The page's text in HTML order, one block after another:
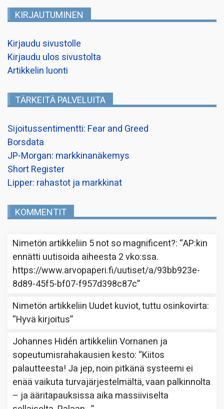
KIRJAUTUMINEN
Kirjaudu sivustolle
Kirjaudu ulos sivustolta
Artikkelin luonti
TÄRKEITÄ PALVELUITA
Sijoitussentimentti: Fear and Greed
Borsdata
JP-Morgan: markkinanäkemys
Short Register
Lipper: rahastot ja markkinat
KOMMENTIT
Nimetön artikkeliin 5 not so magnificent?: “AP:kin
ennätti uutisoida aiheesta 2 vko:ssa.
https://www.arvopaperi.fi/uutiset/a/93bb923e-
8d89-45f5-bf07-f957d398c87c”
Nimetön artikkeliin Uudet kuviot, tuttu osinkovirta:
“Hyvä kirjoitus”
Johannes Hidén artikkeliinVornanen ja
sopeutumisrahakausien kesto: “Kiitos
palautteesta! Ja jep, noin pitkänä systeemi ei
enää vaikuta turvajärjestelmältä, vaan palkinnolta
– ja ääritapauksissa aika massiiviselta